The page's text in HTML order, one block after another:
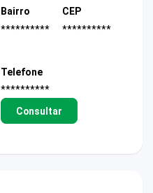
Bairro
**********
CEP
**********
Telefone
**********
Consultar